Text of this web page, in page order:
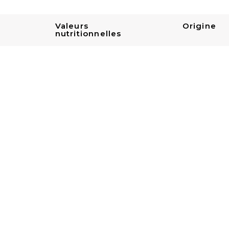
Valeurs
nutritionnelles
Origine